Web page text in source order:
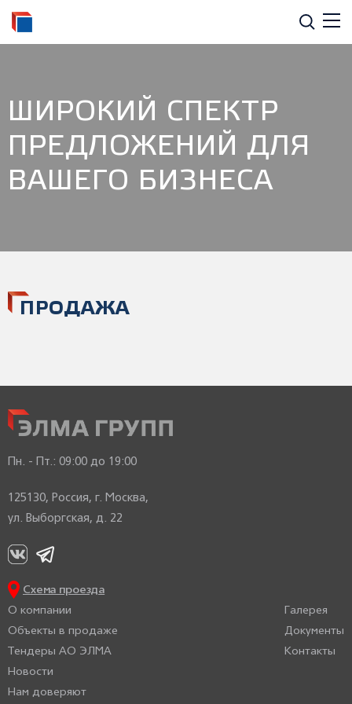
ШИРОКИЙ СПЕКТР
ПРЕДЛОЖЕНИЙ ДЛЯ
ВАШЕГО БИЗНЕСА
ПРОДАЖА
Пн. - Пт.: 09:00 до 19:00
125130, Россия, г. Москва,
ул. Выборгская, д. 22
Схема проезда
О компании
Объекты в продаже
Тендеры АО ЭЛМА
Новости
Нам доверяют
Галерея
Документы
Контакты